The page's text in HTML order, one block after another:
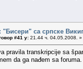
"Бисери" са српске
#41 у: 21.44 ч. 04.05.2008. »
pravila transkripcije sa
da ga nađem sa